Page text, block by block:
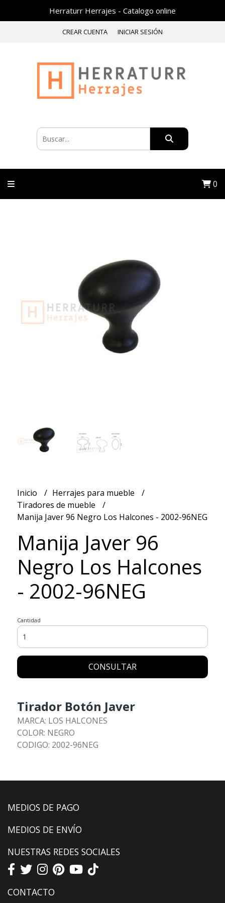
Herraturr Herrajes - Catalogo online
CREAR CUENTA INICIAR SESIÓN
0
Inicio
Herrajes para mueble
Tiradores de mueble
Manija Javer 96 Negro Los Halcones - 2002-96NEG
Manija Javer 96
Negro Los Halcones
- 2002-96NEG
Cantidad
CONSULTAR
Tirador Botón Javer
MARCA: LOS HALCONES
COLOR: NEGRO
CODIGO: 2002-96NEG
MEDIOS DE PAGO
MEDIOS DE ENVÍO
NUESTRAS REDES SOCIALES
CONTACTO